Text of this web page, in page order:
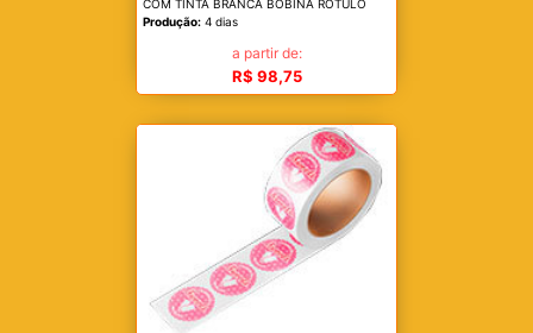
COM TINTA BRANCA BOBINA ROTULO
Produção: 4 dias
a partir de:
R$ 98,75